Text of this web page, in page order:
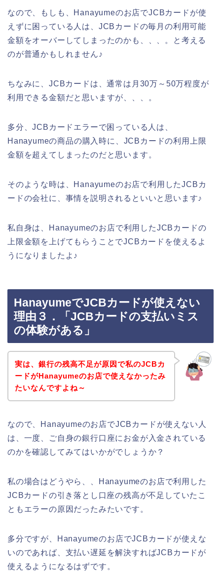
なので、もしも、Hanayumeのお店でJCBカードが使
えずに困っている人は、JCBカードの毎月の利用可能
金額をオーバーしてしまったのかも、、、。と考える
のが普通かもしれません♪
ちなみに、JCBカードは、通常は月30万～50万程度が
利用できる金額だと思いますが、、、。
多分、JCBカードエラーで困っている人は、
Hanayumeの商品の購入時に、JCBカードの利用上限
金額を超えてしまったのだと思います。
そのような時は、Hanayumeのお店で利用したJCBカ
ードの会社に、事情を説明されるといいと思います♪
私自身は、Hanayumeのお店で利用したJCBカードの
上限金額を上げてもらうことでJCBカードを使えるよ
うになりましたよ♪
HanayumeでJCBカードが使えない
理由３．「JCBカードの支払いミス
の体験がある」
実は、銀行の残高不足が原因で私のJCBカ
ードがHanayumeのお店で使えなかったみ
たいなんですよね～
なので、Hanayumeのお店でJCBカードが使えない人
は、一度、ご自身の銀行口座にお金が入金されている
のかを確認してみてはいかがでしょうか？
私の場合はどうやら、、Hanayumeのお店で利用した
JCBカードの引き落とし口座の残高が不足していたこ
ともエラーの原因だったみたいです。
多分ですが、Hanayumeのお店でJCBカードが使えな
いのであれば、支払い遅延を解決すればJCBカードが
使えるようになるはずです。